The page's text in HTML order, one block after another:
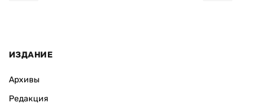
ИЗДАНИЕ
Архивы
Редакция